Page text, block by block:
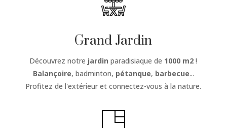
Grand Jardin
Découvrez notre jardin paradisiaque de 1000 m2 !
Balançoire, badminton, pétanque, barbecue...
Profitez de l'extérieur et connectez-vous à la nature.